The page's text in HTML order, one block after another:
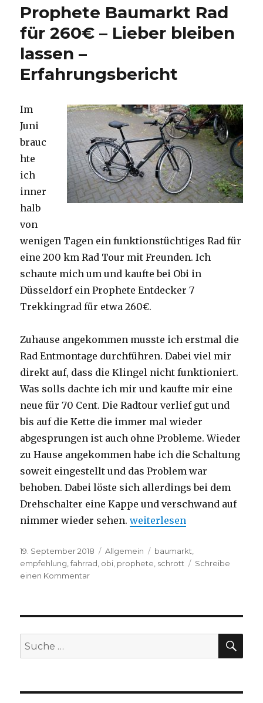
Produktbewertungen
Prophete Baumarkt Rad
für 260€ – Lieber bleiben
lassen –
Erfahrungsbericht
Im
Juni
brauc
hte
ich
inner
halb
von
wenigen Tagen ein funktionstüchtiges Rad für
eine 200 km Rad Tour mit Freunden. Ich
schaute mich um und kaufte bei Obi in
Düsseldorf ein Prophete Entdecker 7
Trekkingrad für etwa 260€.
Zuhause angekommen musste ich erstmal die
Rad Entmontage durchführen. Dabei viel mir
direkt auf, dass die Klingel nicht funktioniert.
Was solls dachte ich mir und kaufte mir eine
neue für 70 Cent. Die Radtour verlief gut und
bis auf die Kette die immer mal wieder
abgesprungen ist auch ohne Probleme. Wieder
zu Hause angekommen habe ich die Schaltung
soweit eingestellt und das Problem war
behoben. Dabei löste sich allerdings bei dem
Drehschalter eine Kappe und verschwand auf
nimmer wieder sehen.„Prophete Baumarkt Rad
weiterlesen
Veröffentlicht
am
19. September 2018 Kategorien
Allgemein Schlagwörter
baumarkt
empfehlung ,fahrrad obi prophete schrott
Schreibe
einen Kommentar
260€
Suche
nach: